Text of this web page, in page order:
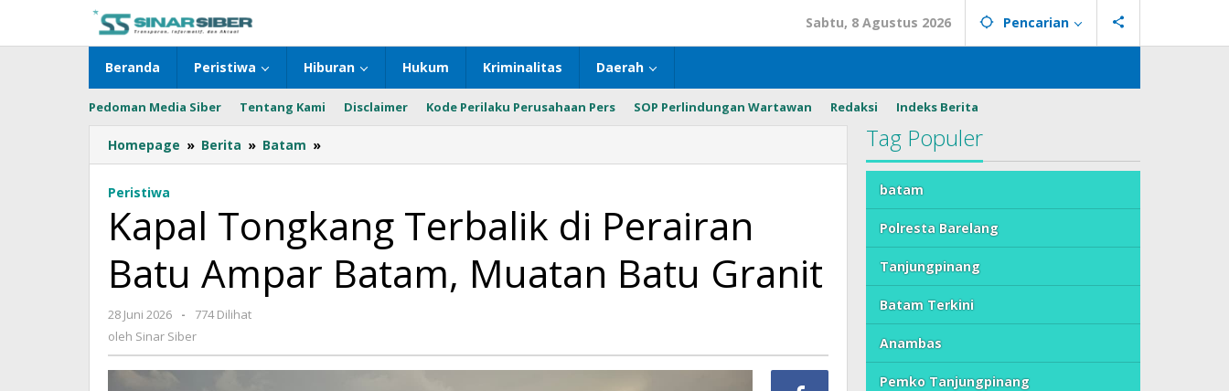
konten
Sabtu, 8 Agustus 2026 Pencarian
Beranda Peristiwa Hiburan Hukum Kriminalitas Daerah
Pedoman Media Siber Tentang Kami Disclaimer Kode Perilaku Perusahaan Pers SOP Perlindungan Wartawan Redaksi Indeks Berita
Homepage » Berita » Batam »
Tongkang
Perairan
Batu
Ampar
Batam,
Peristiwa
Kapal Tongkang Terbalik di Perairan
Batu Ampar Batam, Muatan Batu Granit
28 Juni 2026
oleh
Sinar
-
774 Dilihat
oleh Sinar Siber
Tag Populer
batam
Polresta Barelang
Tanjungpinang
Batam Terkini
Anambas
Pemko Tanjungpinang